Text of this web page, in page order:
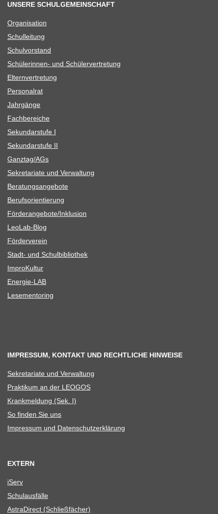
UNSERE SCHULGEMEINSCHAFT
Orga­ni­sa­tion
Schul­lei­tung
Schul­vor­stand
Schü­le­rin­nen- und Schülervertretung
Eltern­ver­tre­tung
Per­so­nal­rat
Jahr­gänge
Fach­be­rei­che
Sekun­dar­stufe I
Sekun­dar­stufe II
Ganztag/​​AGs
Sekre­ta­riate und Verwaltung
Bera­tungs­an­ge­bote
Berufs­ori­en­tie­rung
Förderangebote/​​Inklusion
Leo­Lab-Blog
För­der­ver­ein
Stadt- und Schulbibliothek
Impro­Kul­tur
Ener­­gie-LAB
Lese­men­to­ring
IMPRESSUM, KONTAKT UND RECHTLICHE HINWEISE
Sekre­ta­riate und Verwaltung
Prak­ti­kum an der LEOGOS
Krank­mel­dung (Sek. I)
So fin­den Sie uns
Impres­sum und Datenschutzerklärung
EXTERN
iServ
Schul­aus­fälle
Astra­Di­rect (Schließ­fä­cher)